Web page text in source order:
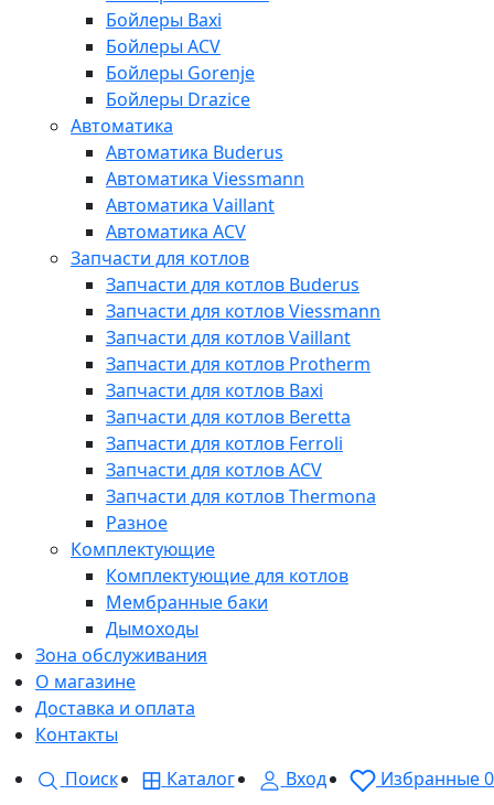
Бойлеры Baxi
Бойлеры ACV
Бойлеры Gorenje
Бойлеры Drazice
Автоматика
Автоматика Buderus
Автоматика Viessmann
Автоматика Vaillant
Автоматика ACV
Запчасти для котлов
Запчасти для котлов Buderus
Запчасти для котлов Viessmann
Запчасти для котлов Vaillant
Запчасти для котлов Protherm
Запчасти для котлов Baxi
Запчасти для котлов Beretta
Запчасти для котлов Ferroli
Запчасти для котлов ACV
Запчасти для котлов Thermona
Разное
Комплектующие
Комплектующие для котлов
Мембранные баки
Дымоходы
Зона обслуживания
О магазине
Доставка и оплата
Контакты
Поиск
Каталог Вход Избранные0